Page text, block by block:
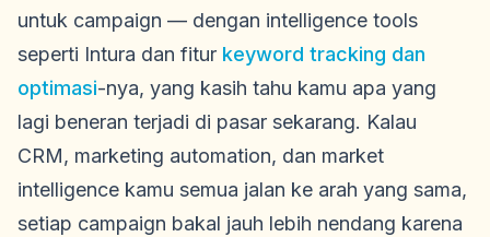
untuk campaign — dengan intelligence tools
seperti Intura dan fitur keyword tracking dan
optimasi-nya, yang kasih tahu kamu apa yang
lagi beneran terjadi di pasar sekarang. Kalau
CRM, marketing automation, dan market
intelligence kamu semua jalan ke arah yang sama,
setiap campaign bakal jauh lebih nendang karena